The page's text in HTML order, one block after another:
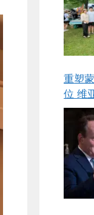
重塑
位 维亚铁路客运公司将在蒙特利尔新
建组